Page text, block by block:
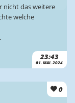
23:43
01. MAI. 2024
nicht das weitere
welche
0